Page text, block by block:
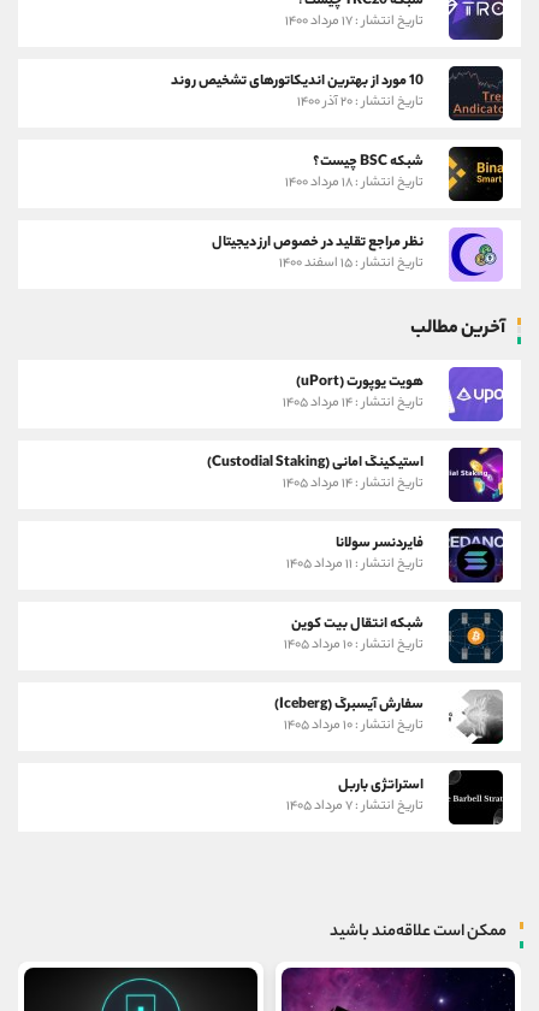
تاریخ انتشار : ۱۷ مرداد ۱۴۰۰
10 مورد از بهترین اندیکاتورهای تشخیص روند
تاریخ انتشار : ۲۰ آذر ۱۴۰۰
شبکه BSC چیست؟
تاریخ انتشار : ۱۸ مرداد ۱۴۰۰
نظر مراجع تقلید در خصوص ارز دیجیتال
تاریخ انتشار : ۱۵ اسفند ۱۴۰۰
آخرین مطالب
هویت یوپورت (uPort)
تاریخ انتشار : ۱۴ مرداد ۱۴۰۵
استیکینگ امانی (Custodial Staking)
تاریخ انتشار : ۱۴ مرداد ۱۴۰۵
فایردنسر سولانا
تاریخ انتشار : ۱۱ مرداد ۱۴۰۵
شبکه انتقال بیت کوین
تاریخ انتشار : ۱۰ مرداد ۱۴۰۵
سفارش آیسبرگ (Iceberg)
تاریخ انتشار : ۱۰ مرداد ۱۴۰۵
استراتژی باربل
تاریخ انتشار : ۷ مرداد ۱۴۰۵
ممکن است علاقه‌مند باشید